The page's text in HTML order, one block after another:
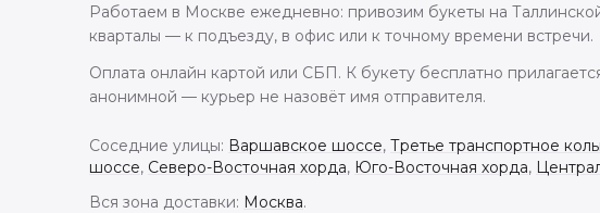
Работаем в Москве ежедневно: привозим букеты на
кварталы — к подъезду, в офис или к точному времени встречи.
Оплата онлайн картой или СБП. К букету бесплатно
анонимной — курьер не назовёт имя отправителя.
Соседние улицы: Варшавское шоссе, Третье транспортное
шоссе, Северо-Восточная хорда, Юго-Восточная хорда,
Вся зона доставки: Москва.